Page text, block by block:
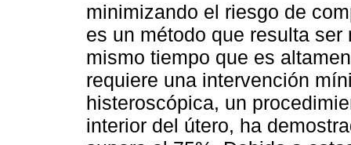
minimizando el riesgo de
es un método que resulta
mismo tiempo que es
requiere una intervención
histeroscópica, un
interior del útero, ha